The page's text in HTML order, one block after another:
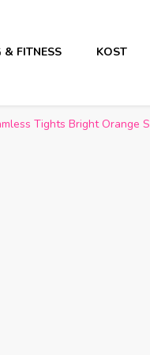
& FITNESS KOST
Tights Bright Orange S